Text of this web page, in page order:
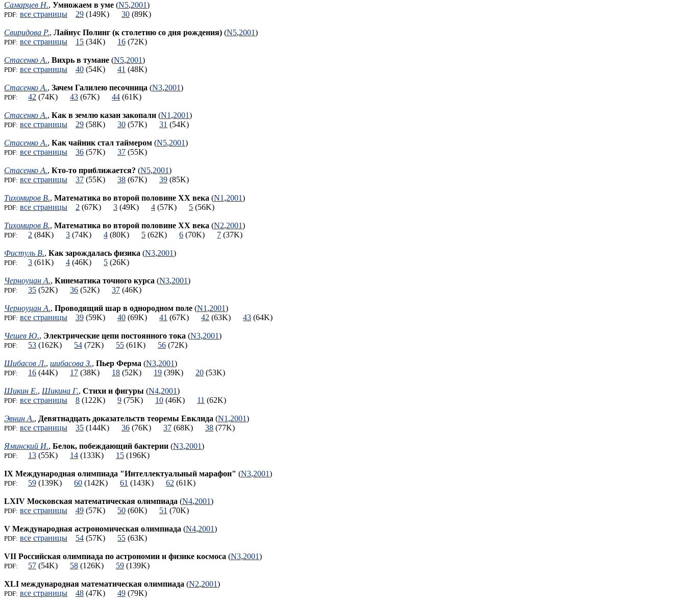
Самарцев Н., Умножаем в уме (N5,2001)
PDF: все страницы 29 (149K) 30 (89K)
Свиридова Р., Лайнус Полинг (к столетию со дня рождения) (N5,2001)
PDF: все страницы 15 (34K) 16 (72K)
Стасенко А., Вихрь в тумане (N5,2001)
PDF: все страницы 40 (54K) 41 (48K)
Стасенко А., Зачем Галилею песочница (N3,2001)
PDF: 42 (74K) 43 (67K) 44 (61K)
Стасенко А., Как в землю казан закопали (N1 ,2001)
PDF: все страницы 29 (58K) 30 (57K) 31 (54K)
Стасенко А., Как чайник стал таймером (N5,2001)
PDF: все страницы 36 (57K) 37 (55K)
Стасенко А., Кто-то приближается? (N5,2001)
PDF: все страницы 37 (55K) 38 (67K) 39 (85K)
Тихомиров В., Математика во второй половине XX века (N1 ,2001)
PDF: все страницы 2 (67K) 3 (49K) 4 (57K) 5 (56K)
Тихомиров В., Математика во второй половине XX века (N2,2001)
PDF: 2 (84K) 3 (74K) 4 (80K) 5 (62K) 6 (70K) 7 (37K)
Фистуль В., Как зарождалась физика (N3,2001)
PDF: 3 (61K) 4 (46K) 5 (26K)
Черноуцан А., Кинематика точного курса (N3,2001)
PDF: 35 (52K) 36 (52K) 37 (46K)
Черноуцан А., Проводящий шар в однородном поле (N1 ,2001)
PDF: все страницы 39 (59K) 40 (69K) 41 (67K) 42 (63K) 43 (64K)
Чешев Ю., Электрические цепи постоянного тока (N3,2001)
PDF: 53 (162K) 54 (72K) 55 (61K) 56 (72K)
Шибасов Л., шибасова З., Пьер Ферма (N3,2001)
PDF: 16 (44K) 17 (38K) 18 (52K) 19 (39K) 20 (53K)
Шикин Е., Шикина Г., Стихи и фигуры (N4,2001)
PDF: все страницы 8 (122K) 9 (75K) 10 (46K) 11 (62K)
Эвнин А., Девятнадцать доказательств теоремы Евклида (N1 ,2001)
PDF: все страницы 35 (144K) 36 (76K) 37 (68K) 38 (77K)
Яминский И., Белок, побеждающий бактерии (N3,2001)
PDF: 13 (55K) 14 (133K) 15 (196K)
IX Международная олимпиада "Интеллектуальный марафон" (N3,2001)
PDF: 59 (139K) 60 (142K) 61 (143K) 62 (61K)
LXIV Московская математическая олимпиада (N4,2001)
PDF: все страницы 49 (57K) 50 (60K) 51 (70K)
V Международная астрономическая олимпиада (N4,2001)
PDF: все страницы 54 (57K) 55 (63K)
VII Российская олимпиада по астрономии и физике космоса (N3,2001)
PDF: 57 (54K) 58 (126K) 59 (139K)
XLI международная математическая олимпиада (N2,2001)
PDF: все страницы 48 (47K) 49 (79K)